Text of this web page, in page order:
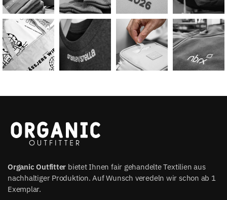
Organic Outfitter bietet Ihnen fair gehandelte Textilien aus
nachhaltiger Produktion. Auf Wunsch veredeln wir schon ab 1
Exemplar.